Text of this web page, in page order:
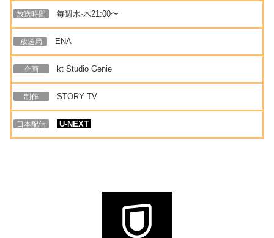
放送時間 毎週水·木21:00〜
放送局 ENA
企画 kt Studio Genie
制作 STORY TV
日本配信 U-NEXT